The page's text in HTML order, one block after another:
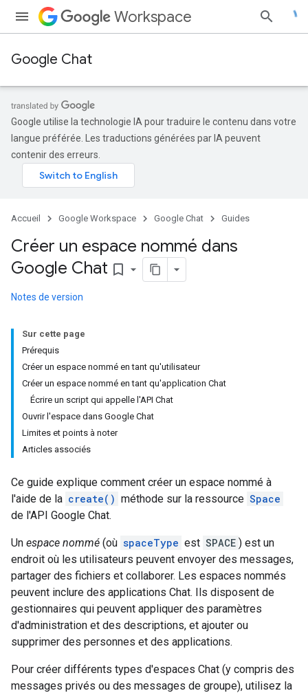
Workspace
Google Chat
Google utilise la technologie IA pour traduire le contenu dans votre
langue préférée. Les traductions générées par IA peuvent
contenir des erreurs.
Accueil Google Workspace Google Chat Guides
Créer un espace nommé dans
Google Chat bookmark_border
Notes de version
Sur cette page
Prérequis
Créer un espace nommé en tant qu'utilisateur
Créer un espace nommé en tant qu'application Chat
Écrire un script qui appelle l'API Chat
Ouvrir l'espace dans Google Chat
Limites et points à noter
Articles associés
Ce guide explique comment créer un espace nommé à
l'aide de la create() méthode sur la ressource Space
de l'API Google Chat.
Un espace nommé (où spaceType est SPACE ) est un
endroit où les utilisateurs peuvent envoyer des messages,
partager des fichiers et collaborer. Les espaces nommés
peuvent inclure des applications Chat. Ils disposent de
gestionnaires qui peuvent appliquer des paramètres
d'administration et des descriptions, et ajouter ou
supprimer des personnes et des applications.
Pour créer différents types d'espaces Chat (y compris des
messages privés ou des messages de groupe), utilisez la